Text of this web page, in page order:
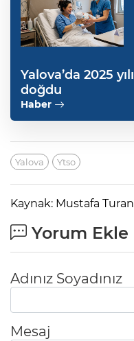
Yalova’da 2025
doğdu
Haber
Yalova Ytso
Kaynak: Mustafa Turan
Yorum Ekle
Adınız Soyadınız
Mesaj